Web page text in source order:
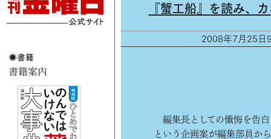
『蟹工船』を読み、
2008年7月25日
編集長としての懺悔を告
という企画案が編集部員か